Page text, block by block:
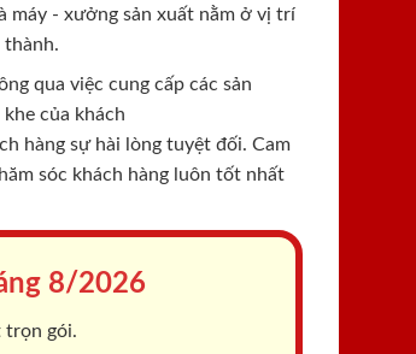
máy - xưởng sản xuất nằm ở vị trí
thành.
qua việc cung cấp các sản
của khách
hàng sự hài lòng tuyệt đối. Cam
sóc khách hàng luôn tốt nhất
8/2026
trọn gói.